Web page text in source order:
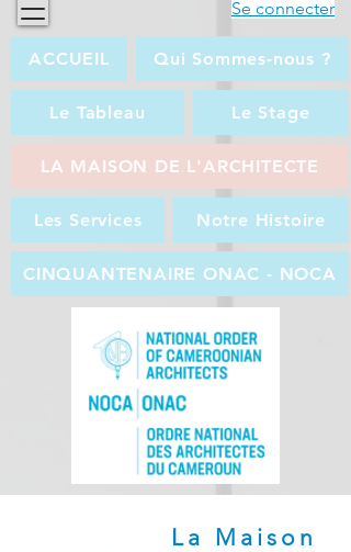
Se connecter
ACCUEIL Qui Sommes-nous ?
Le Tableau Le Stage
LA MAISON DE L'ARCHITECTE
Les Services Notre Histoire
CINQUANTENAIRE ONAC - NOCA
La Maison